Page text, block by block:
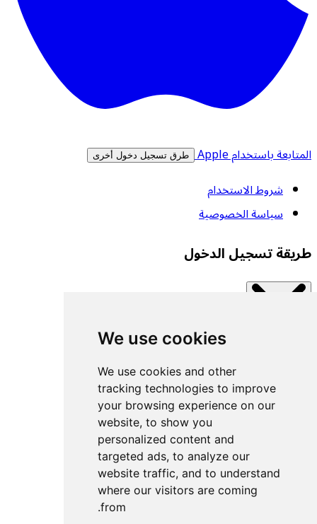
We use cookies
We use cookies and other
tracking technologies to improve
your browsing experience on our
website, to show you
personalized content and
targeted ads, to analyze our
website traffic, and to understand
where our visitors are coming
from.
المتابعة باستخدام Apple طرق تسجيل دخول أخرى
شروط الاستخدام
سياسة الخصوصية
طريقة تسجيل الدخول
اتصل بإحدى الخدمات المتاحة.
تسجيل الدخول بمفتاح مرور
تسجيل الدخول باستخدام UACF
تسجيل الدخول باستخدام Decathlon
تسجيل الدخول باستخدام Withings